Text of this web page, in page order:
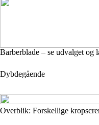
Barberblade – se udvalget og
Dybdegående
Overblik: Forskellige